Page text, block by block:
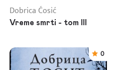
Dobrica Ćosić
Vreme smrti - tom III
0